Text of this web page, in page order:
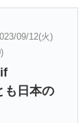
09/12(火)
も日本の